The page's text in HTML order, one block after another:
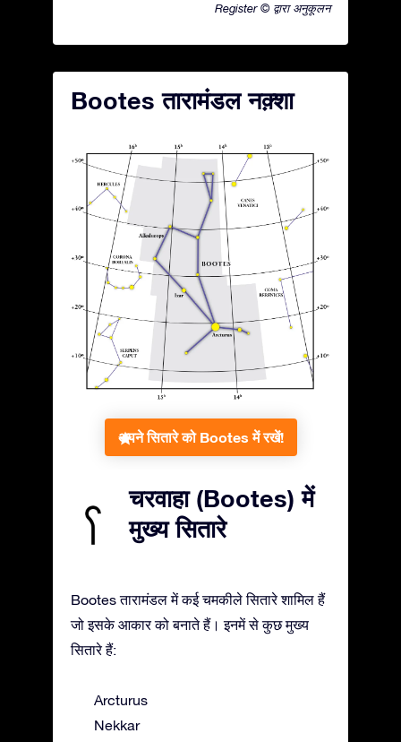
Register © द्वारा अनुकूलन
Bootes तारामंडल नक़्शा
अपने सितारे को Bootes में रखें!
चरवाहा (Bootes) में
मुख्य सितारे
Bootes तारामंडल में कई चमकीले सितारे शामिल हैं
जो इसके आकार को बनाते हैं। इनमें से कुछ मुख्य
सितारे हैं:
Arcturus
Nekkar